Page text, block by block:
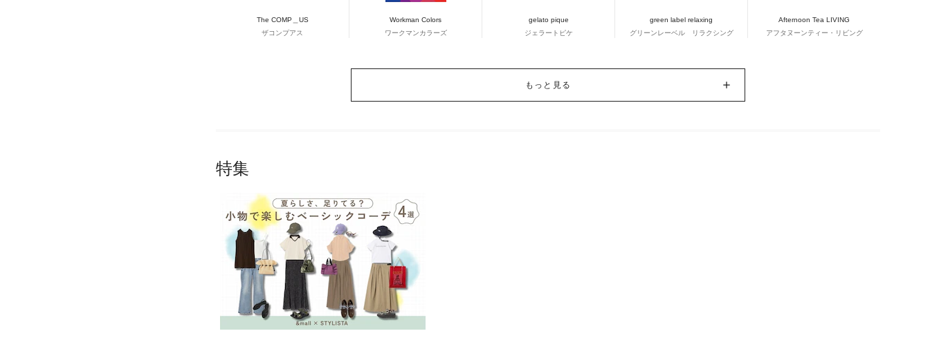
The COMP＿US
ザコンプアス
Workman Colors
ワークマンカラーズ
gelato pique
ジェラートピケ
green label relaxing
グリーンレーベル リラクシング
Afternoon Tea LIVING
アフタヌーンティー・リビング
もっと見る
特集